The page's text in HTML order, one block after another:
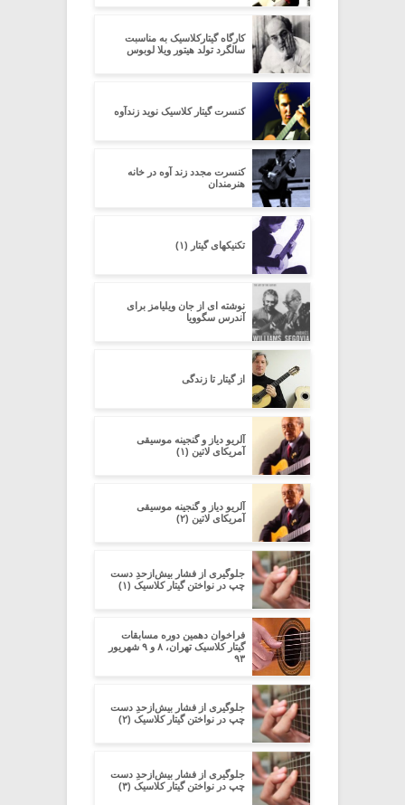
کارگاه گیتارکلاسیک به مناسبت
سالگرد تولد هیتور ویلا لوبوس
کنسرت گیتار کلاسیک نوید زندآوه
کنسرت مجدد زند آوه در خانه
هنرمندان
تکنیکهای گیتار (۱)
نوشته ای از جان ویلیامز برای
آندرس سگوویا
از گیتار تا زندگی
آلریو دیاز و گنجینه موسیقی
آمریکای لاتین (۱)
آلریو دیاز و گنجینه موسیقی
آمریکای لاتین (۲)
جلوگیری از فشار بیش‌از‌حدِ دست
چپ در نواختن گیتار کلاسیک (۱)
فراخوان دهمین دوره مسابقات
گیتار کلاسیک تهران، ۸ و ۹ شهریور
۹۳
جلوگیری از فشار بیش‌از‌حدِ دست
چپ در نواختن گیتار کلاسیک (۲)
جلوگیری از فشار بیش‌از‌حدِ دست
چپ در نواختن گیتار کلاسیک (۳)